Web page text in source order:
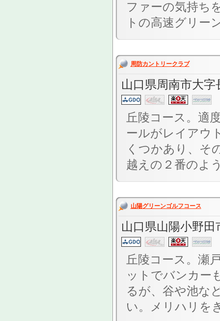
ファーの気持ち
トの高速グリー
周防カントリークラブ
山口県周南市大字
丘陵コース。適
ールがレイアウ
くつかあり、そ
越えの２番のよ
山陽グリーンゴルフコース
山口県山陽小野田
丘陵コース。瀬
ットでバンカー
るが、谷や池な
い。メリハリを